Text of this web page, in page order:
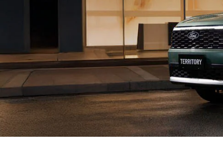
Cita de Servicio
Promociones de Servicio
Llamado a Revisión
Garantía en Partes
Soporte Técnico
SYNC®